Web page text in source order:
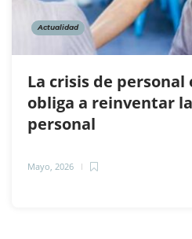
Actualidad
La crisis de
obliga a reinventar
personal
Mayo, 2026